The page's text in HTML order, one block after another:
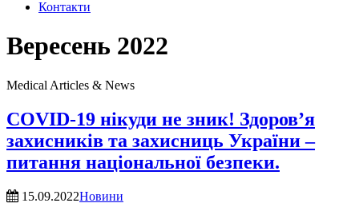
Контакти
Вересень 2022
Medical Articles & News
COVID-19 нікуди не зник! Здоров’я
захисників та захисниць України –
питання національної безпеки.
15.09.2022Новини